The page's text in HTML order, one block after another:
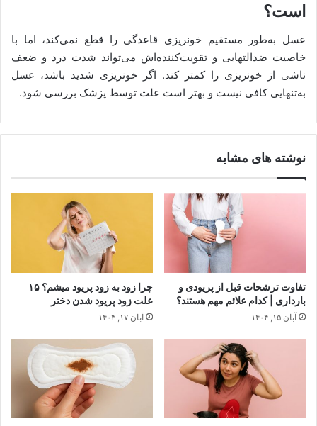
است؟
عسل به‌طور مستقیم خونریزی قاعدگی را قطع نمی‌کند، اما با
خاصیت ضدالتهابی و تقویت‌کننده‌اش می‌تواند شدت درد و ضعف
ناشی از خونریزی را کمتر کند. اگر خونریزی شدید باشد، عسل
به‌تنهایی کافی نیست و بهتر است علت توسط پزشک بررسی شود.
نوشته های مشابه
تفاوت ترشحات قبل از پریودی و
بارداری | کدام علائم مهم هستند؟
آبان ۱۵, ۱۴۰۴
چرا زود به زود پریود میشم؟ ۱۵
علت زود پریود شدن دختر
آبان ۱۷, ۱۴۰۴